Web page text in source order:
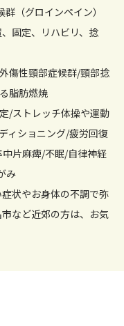
（グロインペイン）
固定、リハビリ、捻
傷性頸部症候群/頸部捻
脂肪燃焼
/ストレッチ体操や運動
ィショニング/疲労回復
片麻痺/不眠/自律神経
み
状やお身体の不調で弥
など近郊の方は、お気